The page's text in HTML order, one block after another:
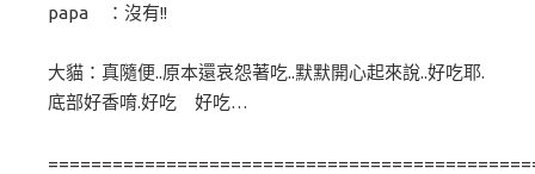
papa ：沒有!!
大貓：真隨便..原本還哀怨著吃..默默開心起來說..好吃耶.
底部好香唷.好吃 好吃…